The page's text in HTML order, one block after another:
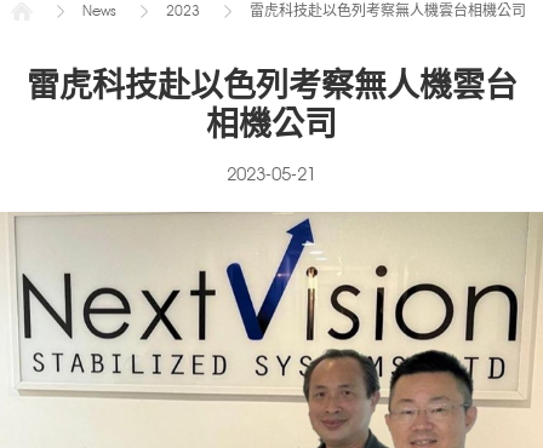
News 2023 雷虎科技赴以色列考察無人機雲台相機公司
雷虎科技赴以色列考察無人機雲台
相機公司
2023-05-21